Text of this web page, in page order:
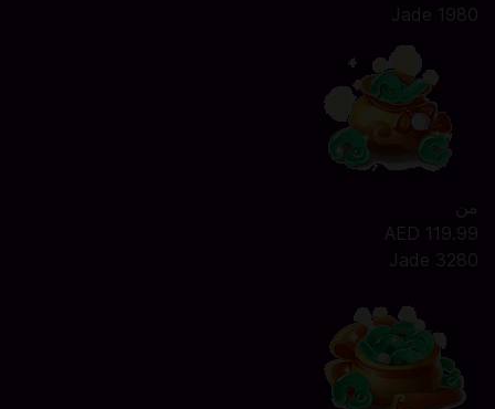
1980 Jade
من
AED 119.99
3280 Jade